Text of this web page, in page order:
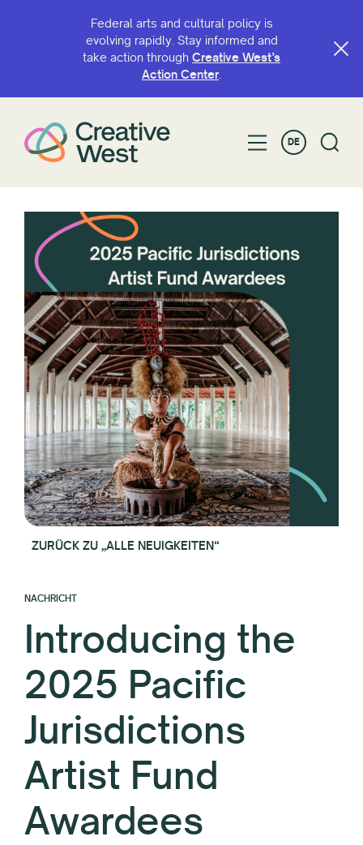
Federal arts and cultural policy is
evolving rapidly. Stay informed and
take action through Creative West’s
Action Center.
DE
ZURÜCK ZU „ALLE NEUIGKEITEN“
NACHRICHT
Introducing the
2025 Pacific
Jurisdictions
Artist Fund
Awardees